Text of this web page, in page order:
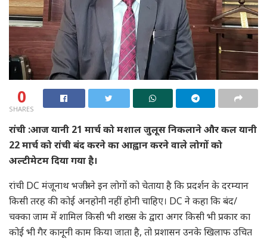
0
SHARES
रांची :आज यानी 21 मार्च को मशाल जुलूस निकलाने और कल यानी
22 मार्च को रांची बंद करने का आह्वान करने वाले लोगों को
अल्टीमेटम दिया गया है।
रांची DC मंजूनाथ भजंत्री ने इन लोगों को चेताया है कि प्रदर्शन के दरम्यान
किसी तरह की कोई अनहोनी नहीं होनी चाहिए। DC ने कहा कि बंद/
चक्का जाम में शामिल किसी भी शख्स के द्वारा अगर किसी भी प्रकार का
कोई भी गैर कानूनी काम किया जाता है, तो प्रशासन उनके खिलाफ उचित